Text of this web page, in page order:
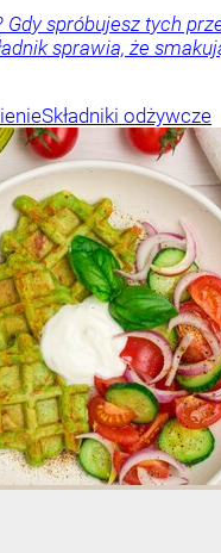
Gdy spróbujesz tych
sprawia, że
Składniki odżywcze